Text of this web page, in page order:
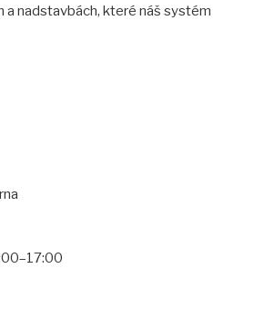
a nadstavbách, které náš systém